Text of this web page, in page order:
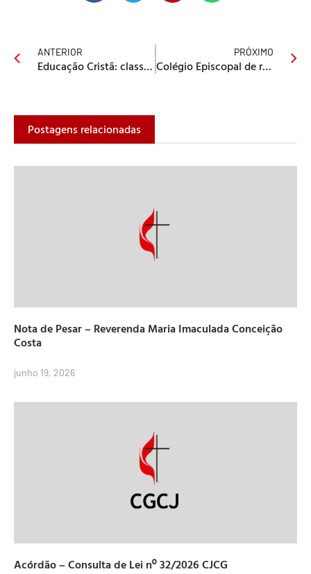
ANTERIOR
Educação Cristã: classe de adultos
PRÓXIMO
Colégio Episcopal de reúne em São Paulo com bispos/a eleitos/a
Postagens relacionadas
Nota de Pesar – Reverenda Maria Imaculada Conceição
Costa
junho 19, 2026
Acórdão – Consulta de Lei nº 32/2026 CJCG